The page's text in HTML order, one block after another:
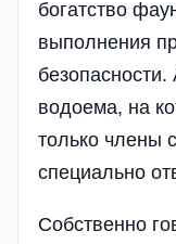
богатство
выполнения
водоема, на
только члены
специально
Собственно